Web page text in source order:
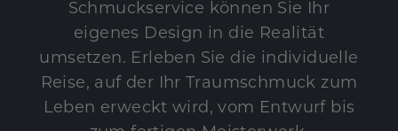
Schmuckservice können Sie Ihr
eigenes Design in die Realität
umsetzen. Erleben Sie die individuelle
Reise, auf der Ihr Traumschmuck zum
Leben erweckt wird, vom Entwurf bis